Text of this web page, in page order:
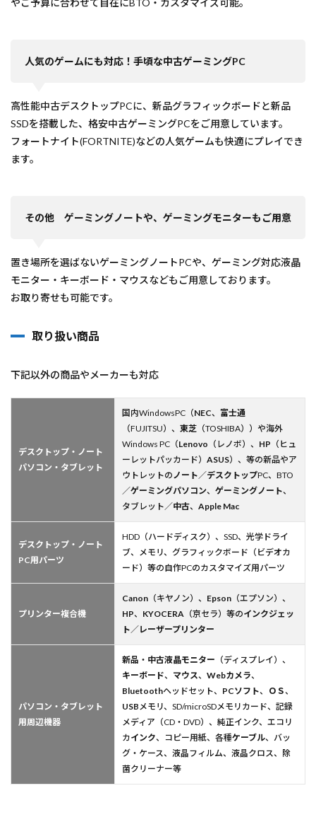
やご予算に合わせて自在にBTO・カスタマイズ可能。
人気のゲームにも対応！手頃な中古ゲーミングPC
高性能中古デスクトップPCに、新品グラフィックボードと新品
SSDを搭載した、格安中古ゲーミングPCをご用意しています。
フォートナイト(FORTNITE)などの人気ゲームも快適にプレイでき
ます。
その他 ゲーミングノートや、ゲーミングモニターもご用意
置き場所を選ばないゲーミングノートPCや、ゲーミング対応液晶
モニター・キーボード・マウスなどもご用意しております。
お取り寄せも可能です。
取り扱い商品
下記以外の商品やメーカーも対応
デスクトップ・ノート
パソコン・タブレット
国内WindowsPC（NEC、 富士通
（FUJITSU）、 東芝 （TOSHIBA））や海外
Windows PC（Lenovo （レノボ）、 HP （ヒュ
ーレットパッカード） ASUS）、等の新品やア
ウトレットのノート／デスクトップPC、BTO
／ゲーミングパソコン、 ゲーミングノート、
タブレット／中古、 Apple Mac
デスクトップ・ノート
PC用パーツ
HDD（ハードディスク）、SSD、光学ドライ
ブ、メモリ、グラフィックボード（ビデオカ
ード）等の自作PCのカスタマイズ用パーツ
プリンター複合機
Canon （キヤノン）、 Epson （エプソン）、
HP、 KYOCERA （京セラ）等のインクジェッ
ト／レーザープリンター
パソコン・タブレット
用周辺機器
新品 ・ 中古液晶モニター （ディスプレイ）、
キーボード、 マウス、 Webカメラ、
Bluetoothヘッドセット、 PCソフト、 ＯＳ、
USBメモリ、SD/microSDメモリカード、記録
メディア（CD・DVD）、純正インク、エコリ
カインク、コピー用紙、各種ケーブル、バッ
グ・ケース、液晶フィルム、液晶クロス、除
菌クリーナー等